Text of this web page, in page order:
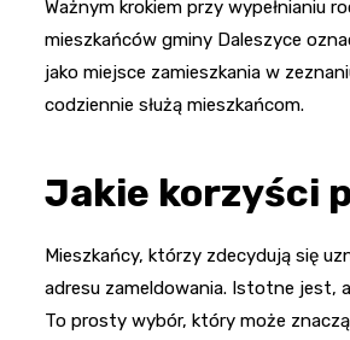
Ważnym krokiem przy wypełnianiu
mieszkańców gminy Daleszyce
jako miejsce zamieszkania w
codziennie służą mieszkańcom.
Jakie korzyści
Mieszkańcy, którzy zdecydują się
adresu zameldowania. Istotne jest,
To prosty wybór, który może